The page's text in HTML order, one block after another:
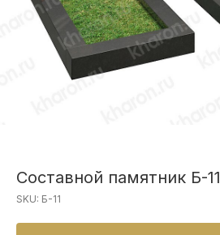
Составной памятник Б-11
SKU: Б-11